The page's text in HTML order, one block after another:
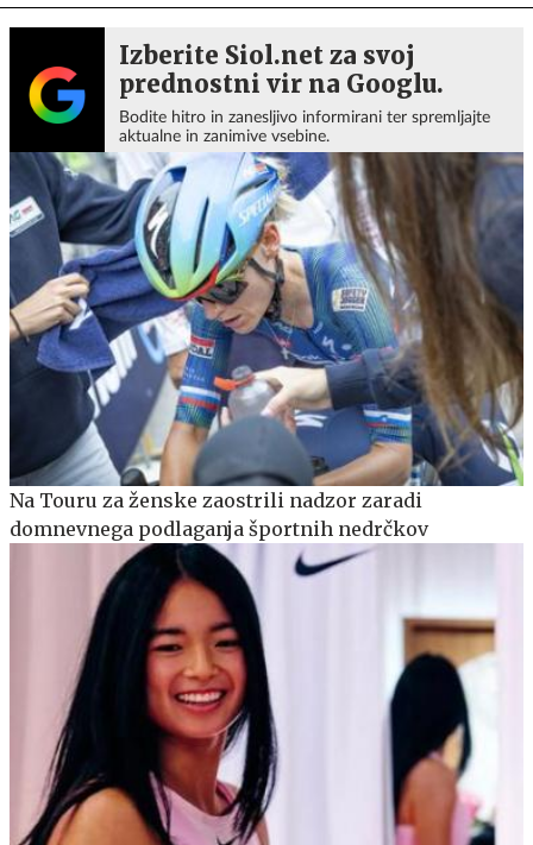
Izberite Siol.net za svoj
prednostni vir na Googlu.
Bodite hitro in zanesljivo informirani ter spremljajte
aktualne in zanimive vsebine.
Na Touru za ženske zaostrili nadzor zaradi
domnevnega podlaganja športnih nedrčkov